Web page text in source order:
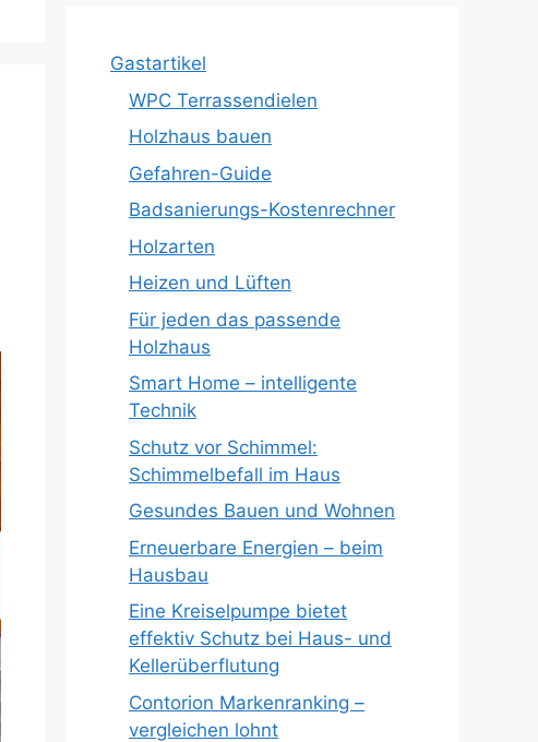
Gastartikel
WPC Terrassendielen
Holzhaus bauen
Gefahren-Guide
Badsanierungs-Kostenrechner
Holzarten
Heizen und Lüften
Für jeden das passende
Holzhaus
Smart Home – intelligente
Technik
Schutz vor Schimmel:
Schimmelbefall im Haus
Gesundes Bauen und Wohnen
Erneuerbare Energien – beim
Hausbau
Eine Kreiselpumpe bietet
effektiv Schutz bei Haus- und
Kellerüberflutung
Contorion Markenranking –
vergleichen lohnt